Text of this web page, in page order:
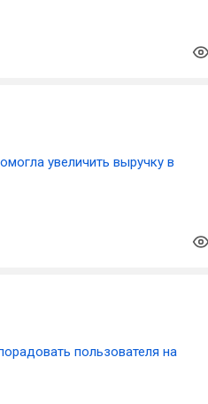
увеличить выручку в
пользователя на